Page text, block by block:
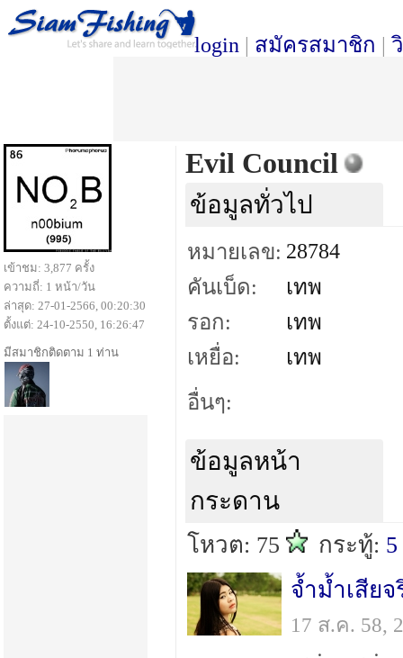
login | สมัครสมาชิก |
Evil Council
ข้อมูลทั่วไป
หมายเลข: 28784
คันเบ็ด:
เทพ
รอก:
เทพ
เหยื่อ:
เทพ
อื่นๆ:
ข้อมูลหน้า
กระดาน
โหวต: 75 กระทู้: 5
จ้ำม้ำเสีย
17 ส.ค. 58,
เข้าชม: 3,877 ครั้ง
ความถี่: 1 หน้า/วัน
ล่าสุด: 27-01-2566, 00:20:30
ตั้งแต่: 24-10-2550, 16:26:47
มีสมาชิกติดตาม 1 ท่าน